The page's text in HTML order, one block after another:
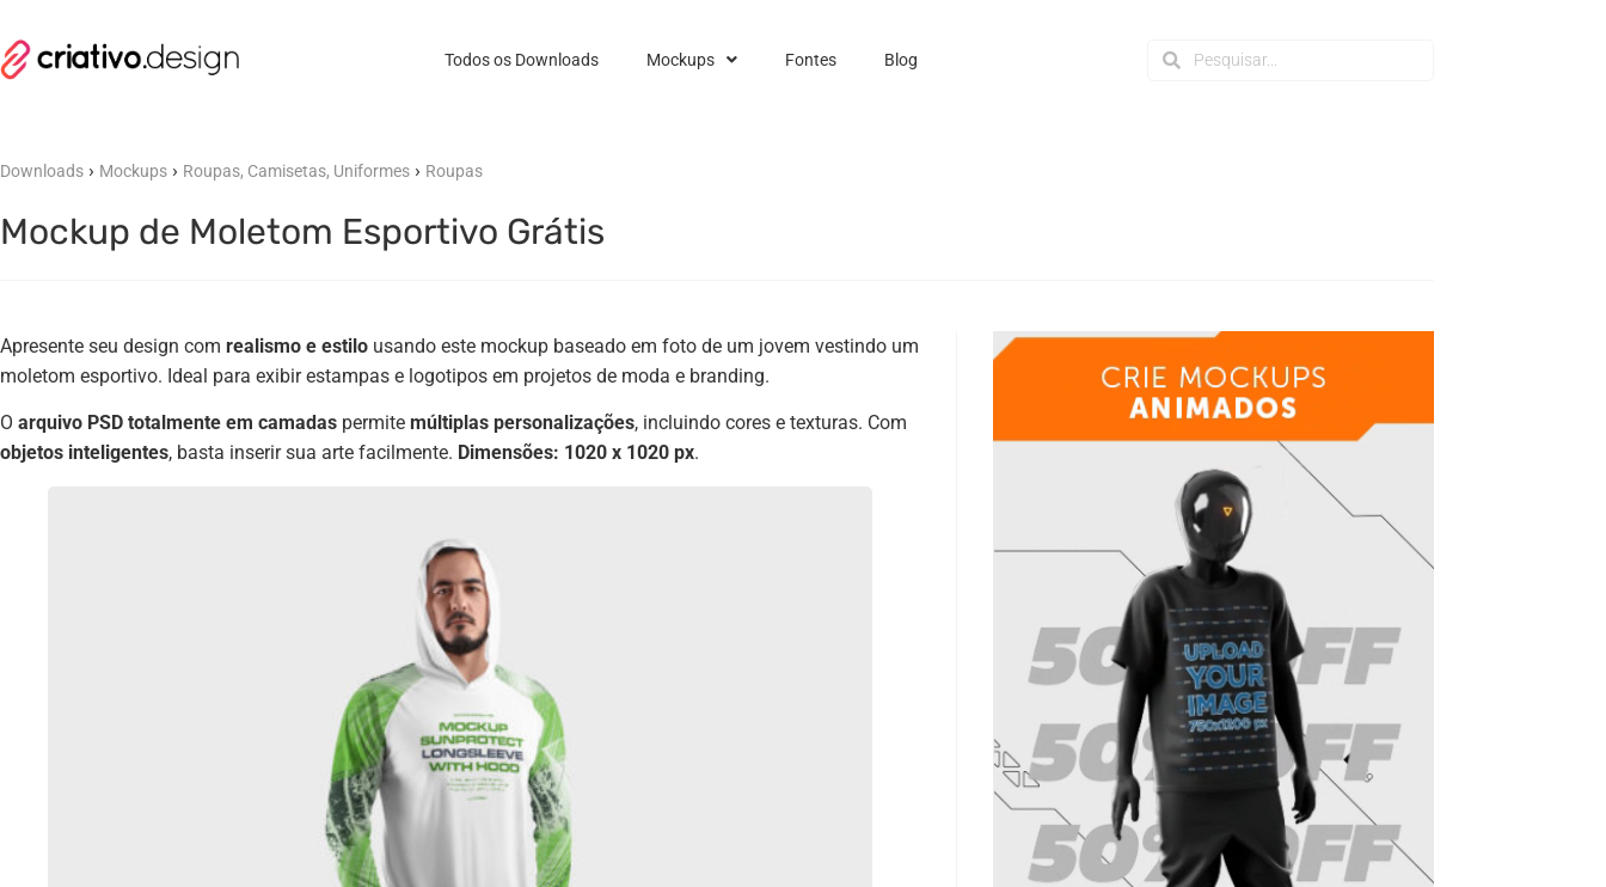
Todos os Downloads Mockups Fontes Blog
Downloads › Mockups › Roupas, Camisetas, Uniformes › Roupas
Mockup de Moletom Esportivo Grátis
Apresente seu design com realismo e estilo usando este mockup baseado em foto de um jovem vestindo um
moletom esportivo. Ideal para exibir estampas e logotipos em projetos de moda e branding.
O arquivo PSD totalmente em camadas permite múltiplas personalizações, incluindo cores e texturas. Com
objetos inteligentes, basta inserir sua arte facilmente. Dimensões: 1020 x 1020 px.